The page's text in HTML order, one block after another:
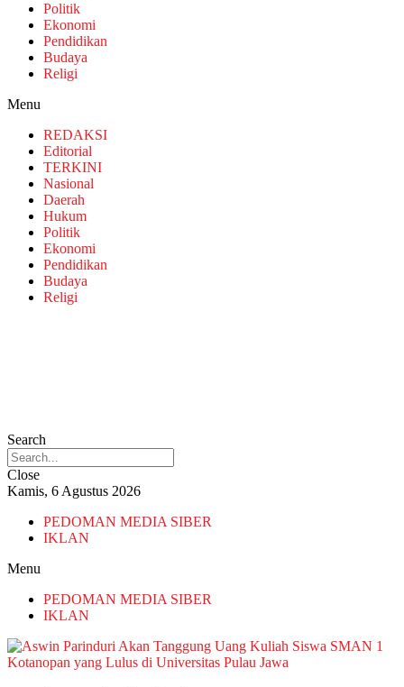
Politik
Ekonomi
Pendidikan
Budaya
Religi
Menu
REDAKSI
Editorial
TERKINI
Nasional
Daerah
Hukum
Politik
Ekonomi
Pendidikan
Budaya
Religi
Search
Close
Kamis, 6 Agustus 2026
PEDOMAN MEDIA SIBER
IKLAN
Menu
PEDOMAN MEDIA SIBER
IKLAN